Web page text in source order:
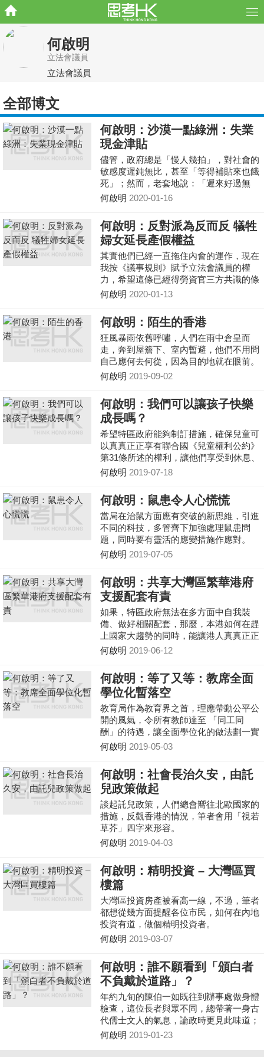
何啟明
立法會議員
立法會議員
全部博文
何啟明：沙漠一點綠洲：失業
現金津貼
儘管，政府總是「慢人幾拍」，對社會的
敏感度遲鈍無比，甚至「等得補貼來也餓
死」；然而，老套地說：「遲來好過無
到」，至少她踏出重要的一步，並在固有
何啟明 2020-01-16
何啟明：反對派為反而反 犠牲
婦女延長產假權益
其實他們已經一直拖住內會的運作，現在
我按《議事規則》賦予立法會議員的權
力，希望這條已經得勞資官三方共識的條
例草案可以盡速通過，他們仍然阻撓，實
何啟明 2020-01-13
何啟明：陌生的香港
狂風暴雨依舊呼嘯，人們在雨中倉皇而
走，奔到屋簷下、室內暫避，他們不用問
自己應何去何從，因為目的地就在眼前。
何啟明 2019-09-02
何啟明：我們可以讓孩子快樂
成長嗎？
希望特區政府能夠制訂措施，確保兒童可
以真真正正享有聯合國《兒童權利公約》
第31條所述的權利，讓他們享受到休息、
閒暇及遊玩的權利。
何啟明 2019-07-18
何啟明：鼠患令人心慌慌
當局在治鼠方面應有突破的新思維，引進
不同的科技，多管齊下加強處理鼠患問
題，同時要有靈活的應變措施作應對。
何啟明 2019-07-05
何啟明：共享大灣區繁華港府
支援配套有責
如果，特區政府無法在多方面中自我裝
備、做好相關配套，那麼，本港如何在趕
上國家大趨勢的同時，能讓港人真真正正
共享大灣區的繁華與成果？
何啟明 2019-06-12
何啟明：等了又等：教席全面
學位化暫落空
教育局作為教育界之首，理應帶動公平公
開的風氣，令所有教師達至 「同工同
酬」的待遇，讓全面學位化的做法劃一實
行；更重要是，政府應切勿忘初衷，回想
何啟明 2019-05-03
何啟明：社會長治久安，由託
兒政策做起
談起託兒政策，人們總會嚮往北歐國家的
措施，反觀香港的情況，筆者會用「視若
草芥」四字來形容。
何啟明 2019-04-03
何啟明：精明投資 – 大灣區買
樓篇
大灣區投資房產被看高一線，不過，筆者
都想從幾方面提醒各位市民，如何在內地
投資有道，做個精明投資者。
何啟明 2019-03-07
何啟明：誰不願看到「頒白者
不負戴於道路」？
年約九旬的陳伯一如既往到辦事處做身體
檢查，這位長者與眾不同，總帶著一身古
代儒士文人的氣息，論政時更見此味道；
他向筆者談起「上調長者綜援的合資格年
何啟明 2019-01-23